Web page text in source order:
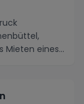
Mieten eines